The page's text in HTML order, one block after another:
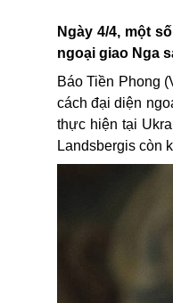
Ngày 4/4, một
ngoại giao Nga
Báo Tiền Phong
cách đại diện
thực hiện tại
Landsbergis còn